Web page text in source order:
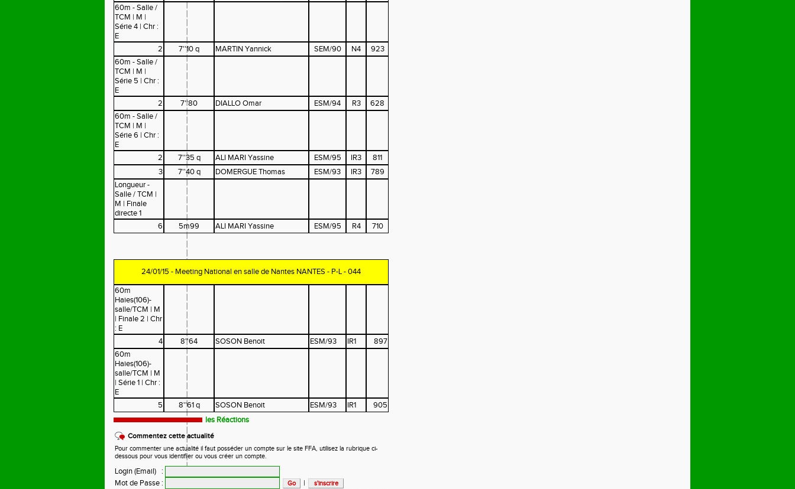
60m - Salle /
TCM | M |
Série 4 | Chr :
E
2
7''10 q MARTIN Yannick SEM/90 N4
923
60m - Salle /
TCM | M |
Série 5 | Chr :
E
2
7''80 DIALLO Omar ESM/94 R3
628
60m - Salle /
TCM | M |
Série 6 | Chr :
E
2
7''35 q ALI MARI Yassine ESM/95 IR3
811
3
7''40 q DOMERGUE Thomas ESM/93 IR3
789
Longueur -
Salle / TCM |
M | Finale
directe 1
6
5m99 ALI MARI Yassine ESM/95 R4 710
24/01/15 - Meeting National en salle de Nantes NANTES - P-L - 044
60m
Haies(106)-
salle/TCM | M
| Finale 2 | Chr
: E
4
8''64 SOSON Benoit ESM/93 IR1
897
60m
Haies(106)-
salle/TCM | M
| Série 1 | Chr :
E
5
8''61 q SOSON Benoit ESM/93 IR1
905
les Réactions
Commentez cette actualité
Pour commenter une actualité il faut posséder un compte sur le site FFA, utilisez la rubrique ci-
dessous pour vous identifier ou vous créer un compte.
Login (Email)
:
Mot de Passe : |